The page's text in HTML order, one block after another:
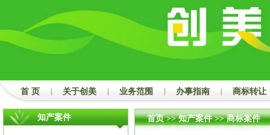
首 页 关于创美 业务范围 办事指南 商标转让
知产案件 首页>>知产案件>>商标案件